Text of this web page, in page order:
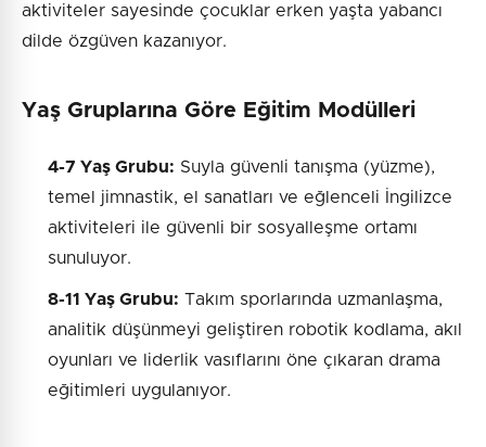
aktiviteler sayesinde çocuklar erken yaşta yabancı
dilde özgüven kazanıyor.
Yaş Gruplarına Göre Eğitim Modülleri
4-7 Yaş Grubu: Suyla güvenli tanışma (yüzme),
temel jimnastik, el sanatları ve eğlenceli İngilizce
aktiviteleri ile güvenli bir sosyalleşme ortamı
sunuluyor.
8-11 Yaş Grubu: Takım sporlarında uzmanlaşma,
analitik düşünmeyi geliştiren robotik kodlama, akıl
oyunları ve liderlik vasıflarını öne çıkaran drama
eğitimleri uygulanıyor.